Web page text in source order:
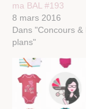
ma BAL #193
8 mars 2016
Dans "Concours &
plans"